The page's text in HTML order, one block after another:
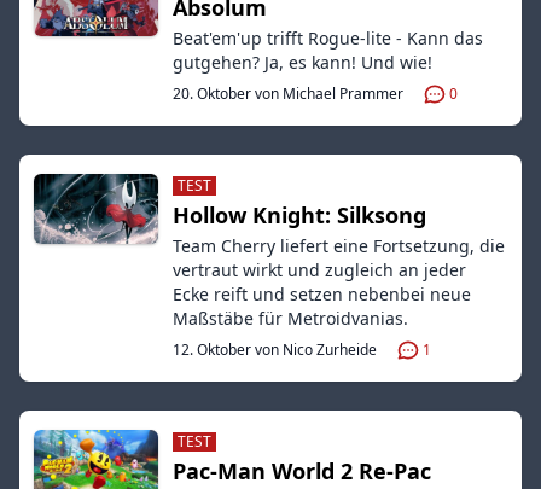
Absolum
Beat'em'up trifft Rogue-lite - Kann das
gutgehen? Ja, es kann! Und wie!
20. Oktober von Michael Prammer 0
TEST
Hollow Knight: Silksong
Team Cherry liefert eine Fortsetzung, die
vertraut wirkt und zugleich an jeder
Ecke reift und setzen nebenbei neue
Maßstäbe für Metroidvanias.
12. Oktober von Nico Zurheide 1
TEST
Pac-Man World 2 Re-Pac